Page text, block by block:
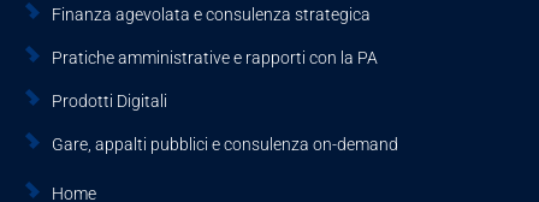
Finanza agevolata e consulenza strategica
Pratiche amministrative e rapporti con la PA
Prodotti Digitali
Gare, appalti pubblici e consulenza on-demand
Home